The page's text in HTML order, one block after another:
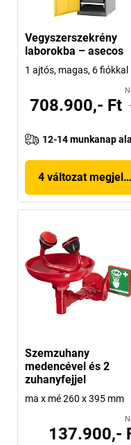
Vegyszerszekrény
laborokba – asecos
1 ajtós, magas, 6 fiókkal
708.900,- Ft
12-14 munkanap
4 változat
Szemzuhany
medencével és 2
zuhanyfejjel
ma x mé 260 x 395 mm
137.900,-